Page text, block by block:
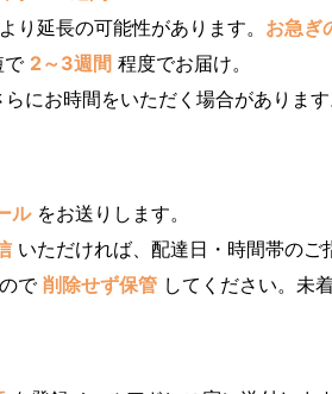
り延長の可能性があります。 お急ぎ
で 2～3週間 程度でお届け。
にお時間をいただく場合がありま
ルをお送りします。
いただければ、配達日・時間帯のご
で 削除せず保管 してください。未